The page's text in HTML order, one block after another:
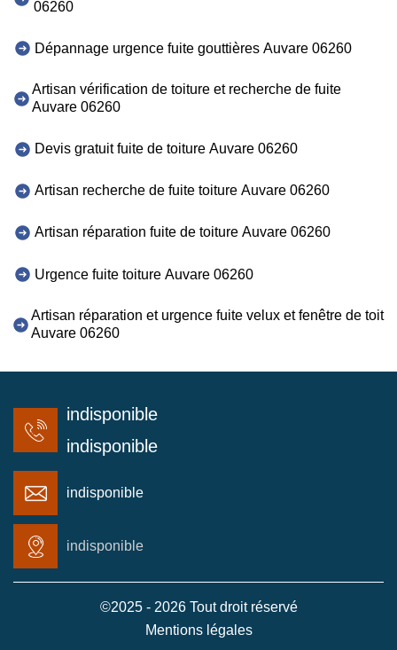
06260
Dépannage urgence fuite gouttières Auvare 06260
Artisan vérification de toiture et recherche de fuite
Auvare 06260
Devis gratuit fuite de toiture Auvare 06260
Artisan recherche de fuite toiture Auvare 06260
Artisan réparation fuite de toiture Auvare 06260
Urgence fuite toiture Auvare 06260
Artisan réparation et urgence fuite velux et fenêtre de toit
Auvare 06260
indisponible
indisponible
indisponible
indisponible
©2025 - 2026 Tout droit réservé
Mentions légales